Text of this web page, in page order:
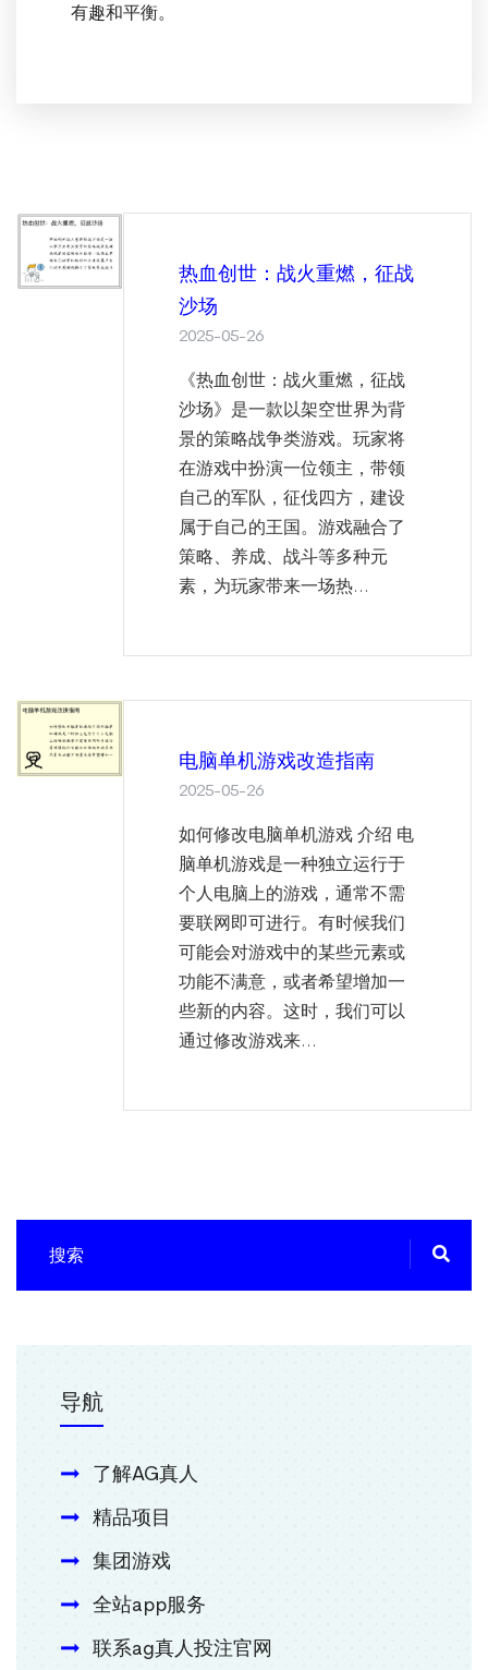
有趣和平衡。
热血创世：战火重燃，征战
沙场
2025-05-26
《热血创世：战火重燃，征战
沙场》是一款以架空世界为背
景的策略战争类游戏。玩家将
在游戏中扮演一位领主，带领
自己的军队，征伐四方，建设
属于自己的王国。游戏融合了
策略、养成、战斗等多种元
素，为玩家带来一场热...
电脑单机游戏改造指南
2025-05-26
如何修改电脑单机游戏 介绍 电
脑单机游戏是一种独立运行于
个人电脑上的游戏，通常不需
要联网即可进行。有时候我们
可能会对游戏中的某些元素或
功能不满意，或者希望增加一
些新的内容。这时，我们可以
通过修改游戏来...
导航
了解AG真人
精品项目
集团游戏
全站app服务
联系ag真人投注官网